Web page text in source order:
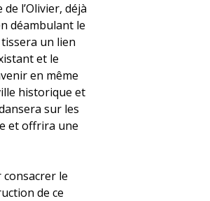
l’Olivier, déjà
déambulant le
un lien
et le
en même
historique et
sur les
et offrira une
le
de ce